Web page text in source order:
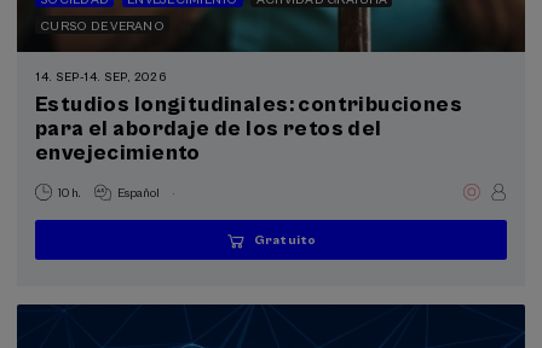
CURSO DE VERANO
14. SEP-14. SEP, 2026
Estudios longitudinales: contribuciones
para el abordaje de los retos del
envejecimiento
10 h. Español .
...
Gratuito
Últimas
plazas
Gratuito
Fecha
pasada
Lista
de
Plazo
de